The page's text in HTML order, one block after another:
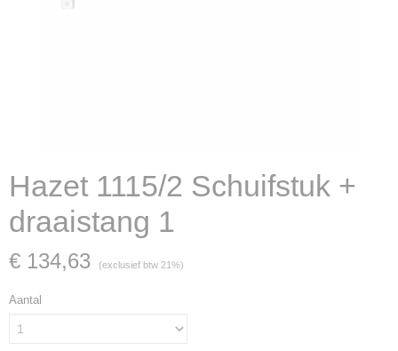
Hazet 1115/2 Schuifstuk +
draaistang 1
€ 134,63 (exclusief btw 21%)
Aantal